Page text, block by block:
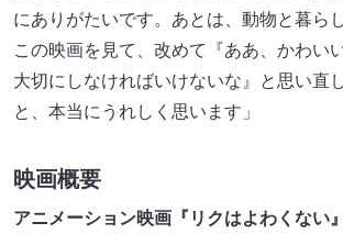
にありがたいです。あとは、動物と暮ら
この映画を見て、改めて『ああ、かわい
大切にしなければいけないな』と思い直
と、本当にうれしく思います」
映画概要
アニメーション映画『リクはよわくない』